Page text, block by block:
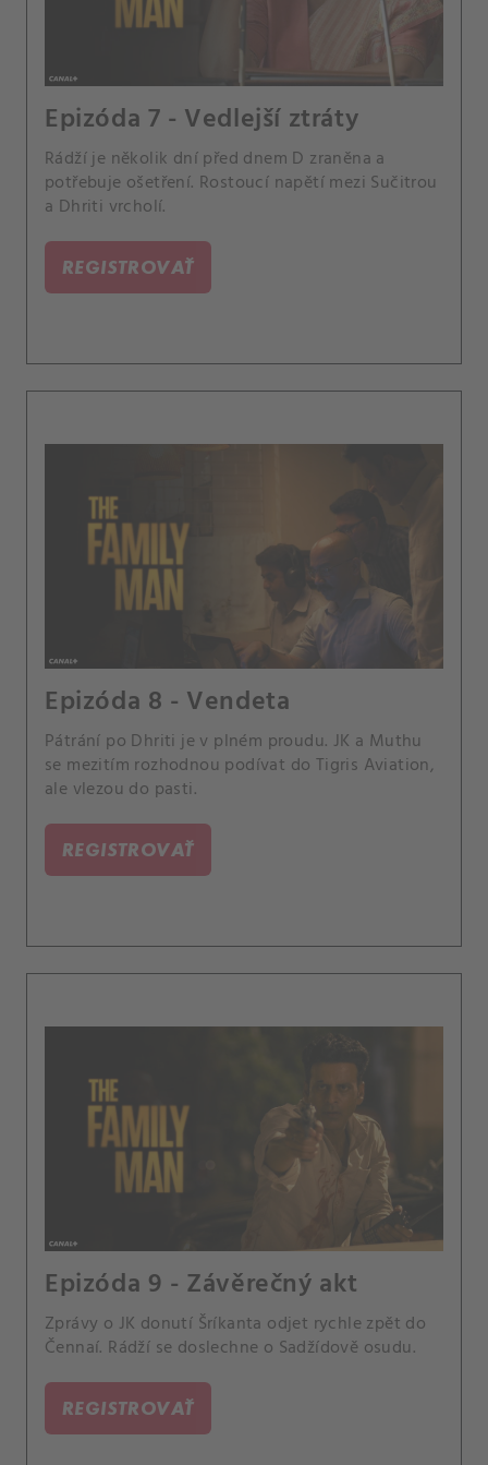
Epizóda 7 - Vedlejší ztráty
Rádží je několik dní před dnem D zraněna a
potřebuje ošetření. Rostoucí napětí mezi Sučitrou
a Dhriti vrcholí.
REGISTROVAŤ
Epizóda 8 - Vendeta
Pátrání po Dhriti je v plném proudu. JK a Muthu
se mezitím rozhodnou podívat do Tigris Aviation,
ale vlezou do pasti.
REGISTROVAŤ
Epizóda 9 - Závěrečný akt
Zprávy o JK donutí Šríkanta odjet rychle zpět do
Čennaí. Rádží se doslechne o Sadžídově osudu.
REGISTROVAŤ